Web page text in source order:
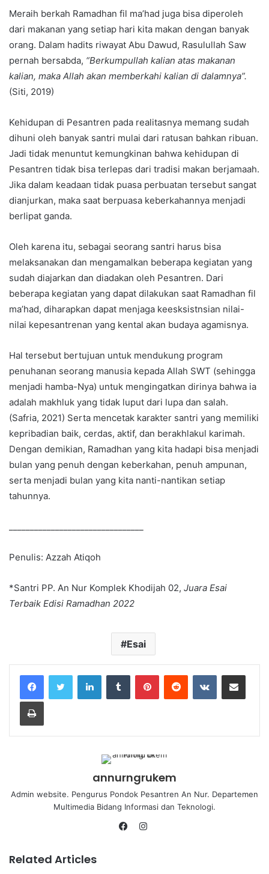
Meraih berkah Ramadhan fil ma’had juga bisa diperoleh
dari makanan yang setiap hari kita makan dengan banyak
orang. Dalam hadits riwayat Abu Dawud, Rasulullah Saw
pernah bersabda, “Berkumpullah kalian atas makanan
kalian, maka Allah akan memberkahi kalian di dalamnya”.
(Siti, 2019)
Kehidupan di Pesantren pada realitasnya memang sudah
dihuni oleh banyak santri mulai dari ratusan bahkan ribuan.
Jadi tidak menuntut kemungkinan bahwa kehidupan di
Pesantren tidak bisa terlepas dari tradisi makan berjamaah.
Jika dalam keadaan tidak puasa perbuatan tersebut sangat
dianjurkan, maka saat berpuasa keberkahannya menjadi
berlipat ganda.
Oleh karena itu, sebagai seorang santri harus bisa
melaksanakan dan mengamalkan beberapa kegiatan yang
sudah diajarkan dan diadakan oleh Pesantren. Dari
beberapa kegiatan yang dapat dilakukan saat Ramadhan fil
ma’had, diharapkan dapat menjaga keesksistnsian nilai-
nilai kepesantrenan yang kental akan budaya agamisnya.
Hal tersebut bertujuan untuk mendukung program
penuhanan seorang manusia kepada Allah SWT (sehingga
menjadi hamba-Nya) untuk mengingatkan dirinya bahwa ia
adalah makhluk yang tidak luput dari lupa dan salah.
(Safria, 2021) Serta mencetak karakter santri yang memiliki
kepribadian baik, cerdas, aktif, dan berakhlakul karimah.
Dengan demikian, Ramadhan yang kita hadapi bisa menjadi
bulan yang penuh dengan keberkahan, penuh ampunan,
serta menjadi bulan yang kita nanti-nantikan setiap
tahunnya.
Penulis: Azzah Atiqoh
*Santri PP. An Nur Komplek Khodijah 02, Juara Esai
Terbaik Edisi Ramadhan 2022
Esai
annurngrukem
Admin website. Pengurus Pondok Pesantren An Nur. Departemen
Multimedia Bidang Informasi dan Teknologi.
Related Articles